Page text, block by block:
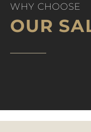
WHY CHOOSE
OUR